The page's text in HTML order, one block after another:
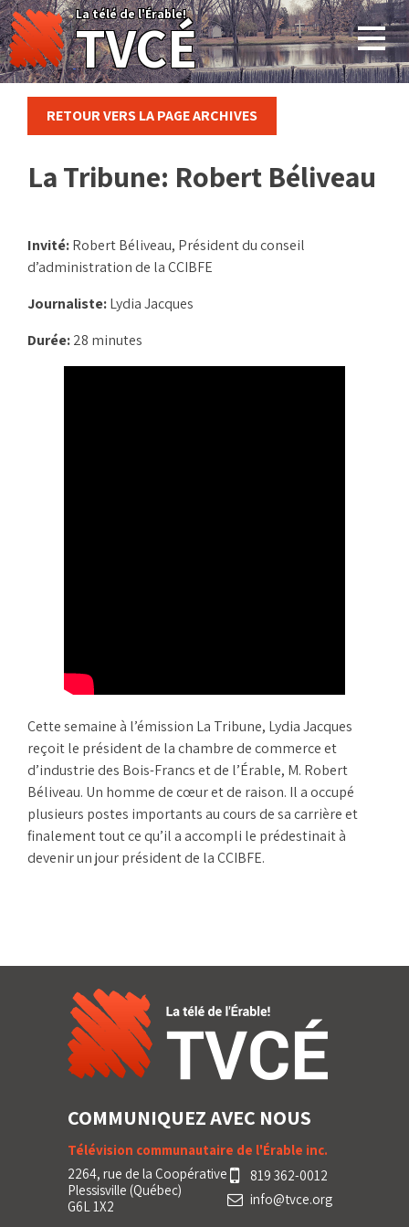
Skip
to
content
La télé de l'Érable!
TVCÉ
RETOUR VERS LA PAGE ARCHIVES
La Tribune: Robert Béliveau
Invité:Robert Béliveau, Président du conseil
d’administration de la CCIBFE
Journaliste:Lydia Jacques
Durée:28 minutes
Cette semaine à l’émission La Tribune, Lydia Jacques
reçoit le président de la chambre de commerce et
d’industrie des Bois-Francs et de l’Érable, M. Robert
Béliveau. Un homme de cœur et de raison. Il a occupé
plusieurs postes importants au cours de sa carrière et
finalement tout ce qu’il a accompli le prédestinait à
devenir un jour président de la CCIBFE.
COMMUNIQUEZ AVEC NOUS
Télévision communautaire de l'Érable inc.
2264, rue de la Coopérative
Plessisville (Québec)
G6L 1X2
819 362-0012
info@tvce.org